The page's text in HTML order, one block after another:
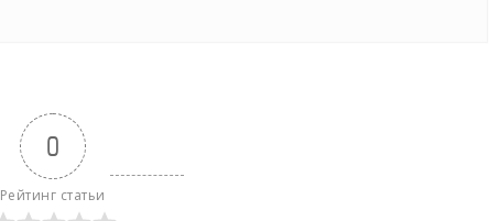
0
Рейтинг статьи